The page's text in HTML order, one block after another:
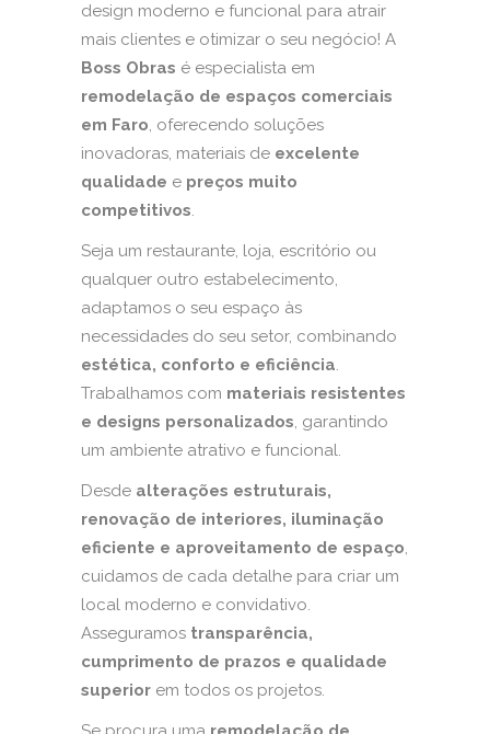
design moderno e funcional para atrair
mais clientes e otimizar o seu negócio! A
Boss Obras é especialista em
remodelação de espaços comerciais
em Faro, oferecendo soluções
inovadoras, materiais de excelente
qualidade e preços muito
competitivos.
Seja um restaurante, loja, escritório ou
qualquer outro estabelecimento,
adaptamos o seu espaço às
necessidades do seu setor, combinando
estética, conforto e eficiência.
Trabalhamos com materiais resistentes
e designs personalizados, garantindo
um ambiente atrativo e funcional.
Desde alterações estruturais,
renovação de interiores, iluminação
eficiente e aproveitamento de espaço,
cuidamos de cada detalhe para criar um
local moderno e convidativo.
Asseguramos transparência,
cumprimento de prazos e qualidade
superior em todos os projetos.